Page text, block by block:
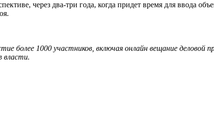
через два-три года, когда придет время для ввода
более 1000 участников, включая онлайн вещание деловой
власти.